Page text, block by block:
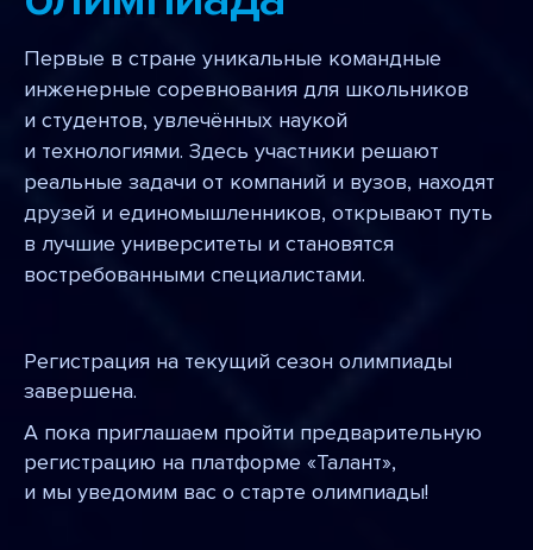
Первые в стране уникальные командные
инженерные соревнования для школьников
и студентов, увлечённых наукой
и технологиями. Здесь участники решают
реальные задачи от компаний и вузов, находят
друзей и единомышленников, открывают путь
в лучшие университеты и становятся
востребованными специалистами.
Регистрация на текущий сезон олимпиады
завершена.
А пока приглашаем пройти предварительную
регистрацию на платформе «Талант»,
и мы уведомим вас о старте олимпиады!